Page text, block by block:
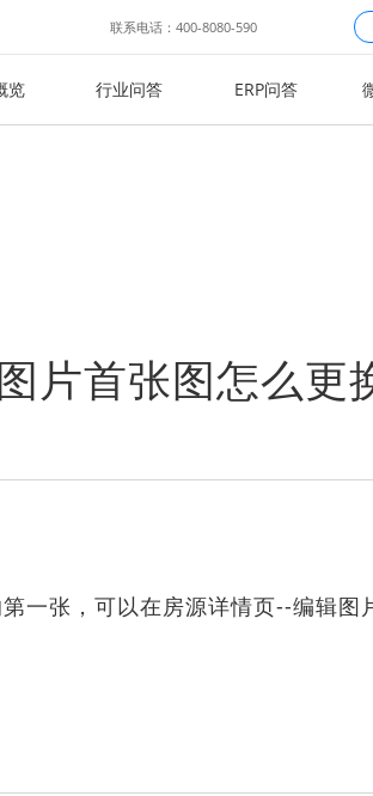
联系电话：400-8080-590
览 行业问答 ERP问答
片首张图怎么更
一张，可以在房源详情页--编辑图